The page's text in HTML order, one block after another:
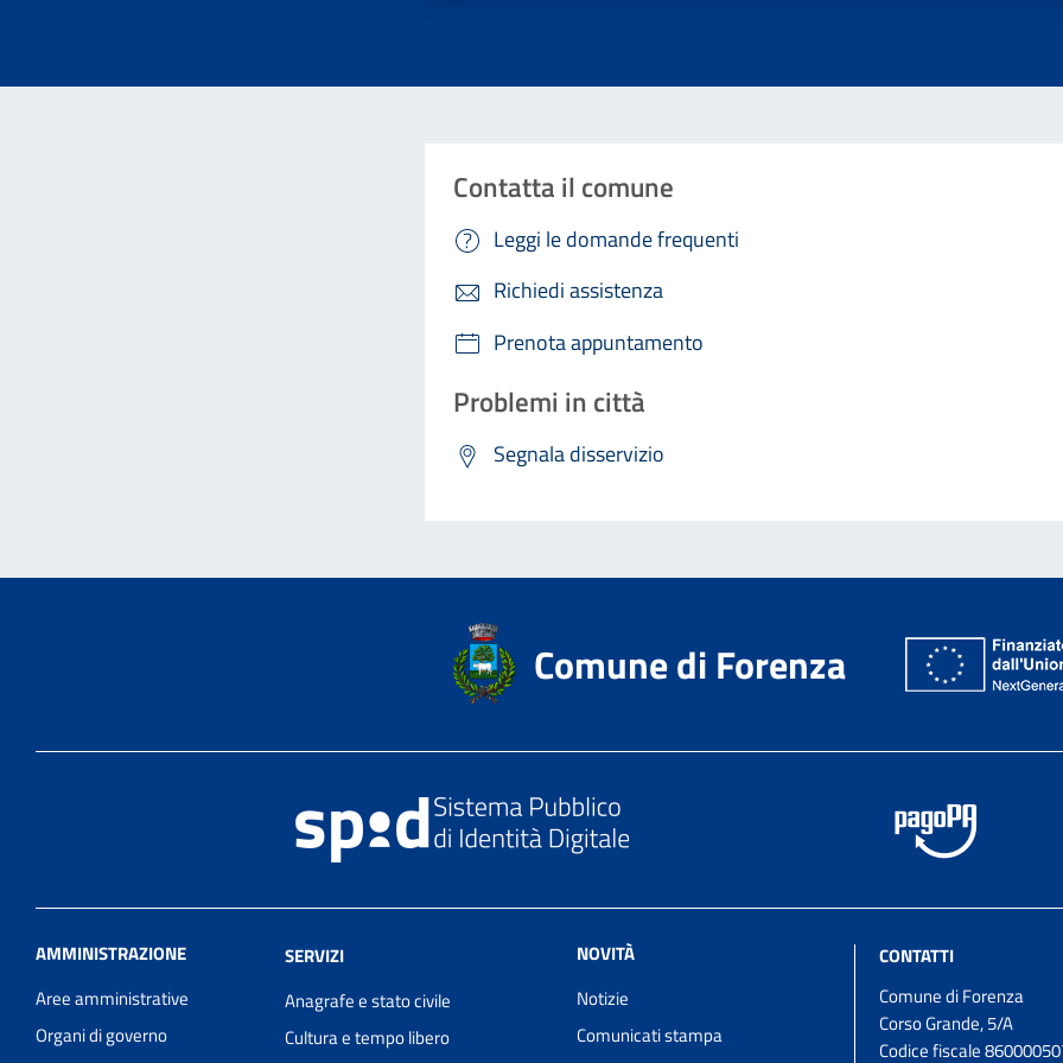
Contatta il comune
Leggi le domande frequenti
Richiedi assistenza
Prenota appuntamento
Problemi in città
Segnala disservizio
Comune di Forenza
AMMINISTRAZIONE
Aree amministrative
Organi di governo
SERVIZI
Anagrafe e stato civile
Cultura e tempo libero
NOVITÀ
Notizie
Comunicati stampa
CONTATTI
Comune di Forenza
Corso Grande, 5/A
Codice fiscale